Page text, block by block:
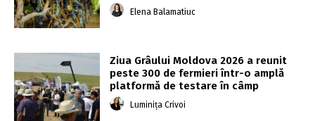
Elena Balamatiuc
Ziua Grâului Moldova 2026 a reunit
peste 300 de fermieri într-o amplă
platformă de testare în câmp
Luminița Crivoi